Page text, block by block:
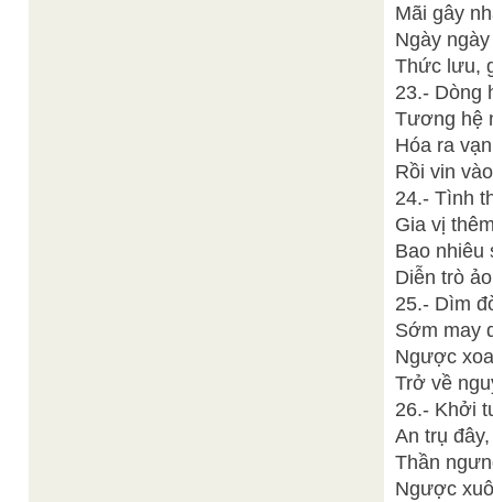
Mãi gây
Ngày
Thức lưu,
23.- Dòng
Tương hệ
Hóa ra
Rồi vin
24.- Tình
Gia vị
Bao nhiêu
Diễn trò
25.- Dìm
Sớm may
Ngược
Trở về
26.- Khởi
An trụ
Thần
Ngược